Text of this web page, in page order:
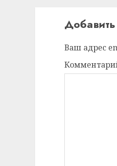
Ваш адрес